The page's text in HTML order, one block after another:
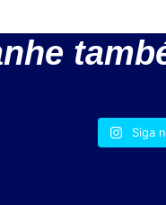
Siga